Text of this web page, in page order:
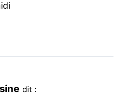
dit :